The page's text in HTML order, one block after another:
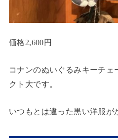
価格2,600円
コナンのぬいぐるみキーチ
クト大です。
いつもとは違った黒い洋服が